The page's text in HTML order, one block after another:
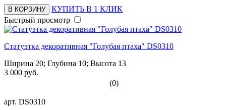
В КОРЗИНУ
КУПИТЬ В 1 КЛИК
Быстрый просмотр
Статуэтка декоративная "Голубая птаха" DS0310
Ширина 20; Глубина 10; Высота 13
3 000 руб.
(0)
арт. DS0310